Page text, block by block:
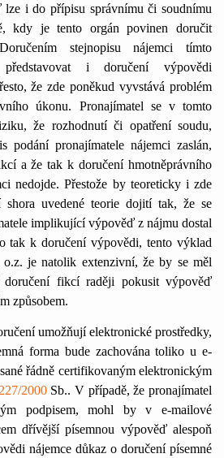
lze i do přípisu správnímu či soudnímu
kdy je tento orgán povinen doručit
stejnopisu nájemci tímto
i doručení výpovědi
že zde poněkud vyvstává problém
úkonu. Pronajímatel se v tomto
že rozhodnutí či opatření soudu,
podání pronajímatele nájemci zaslán,
a že tak k doručení hmotněprávního
nedojde. Přestože by teoreticky i zde
uvedené teorie dojití tak, že se
implikující výpověď z nájmu dostal
tak k doručení výpovědi, tento výklad
je natolik extenzivní, že by se měl
doručení fikcí raději pokusit výpověď
způsobem.
umožňují elektronické prostředky,
forma bude zachována toliko u e-
řádně certifikovaným elektronickým
227/2000Sb.. V případě, že pronajímatel
podpisem, mohl by v e-mailové
dřívější písemnou výpověď alespoň
nájemce důkaz o doručení písemné